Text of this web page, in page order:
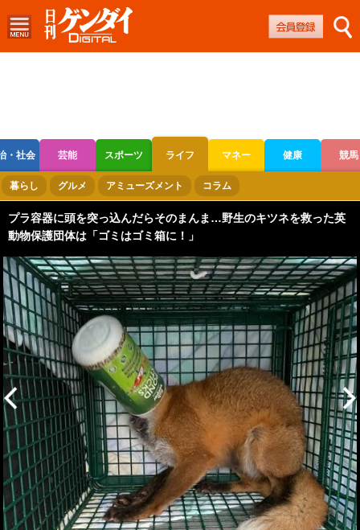
・社会 芸能 スポーツ ライフ マネー 健康 競馬
ボートレース 競輪 オートレース
暮らし グルメ アミューズメント コラム
プラ容器に頭を突っ込んだらそのまんま…野生のキツネを救った英
動物保護団体は「ゴミはゴミ箱に！」